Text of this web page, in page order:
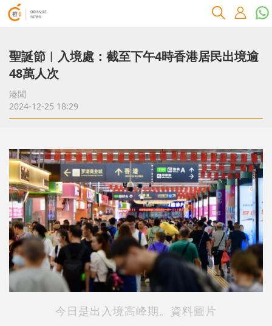
聖誕節︱入境處：截至下午4時香港居民出境逾
48萬人次
港聞
2024-12-25 18:29
今日是出入境高峰期。資料圖片